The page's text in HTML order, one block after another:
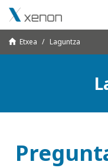
Etxea Laguntza